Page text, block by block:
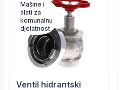
Mašine i
alati za
komunalnu
djelatnost
Ventil hidrantski